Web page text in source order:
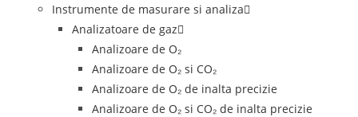
Instrumente de masurare si analiza
Analizatoare de gaz
Analizoare de O₂
Analizoare de O₂ si CO₂
Analizoare de O₂ de inalta precizie
Analizoare de O₂ si CO₂ de inalta precizie